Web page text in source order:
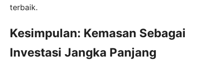
terbaik.
Kesimpulan: Kemasan Sebagai
Investasi Jangka Panjang